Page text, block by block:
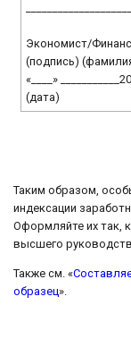
Экономист/
(подпись)
«____»
(дата)
Таким образом,
индексации
Оформляйте их так,
высшего
Также см. «
образец».